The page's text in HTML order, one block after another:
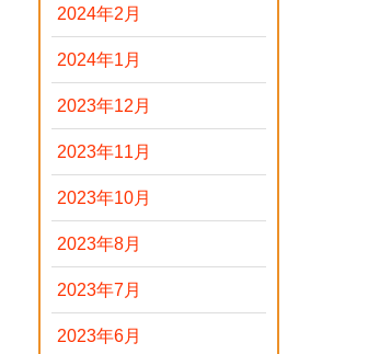
2024年2月
2024年1月
2023年12月
2023年11月
2023年10月
2023年8月
2023年7月
2023年6月